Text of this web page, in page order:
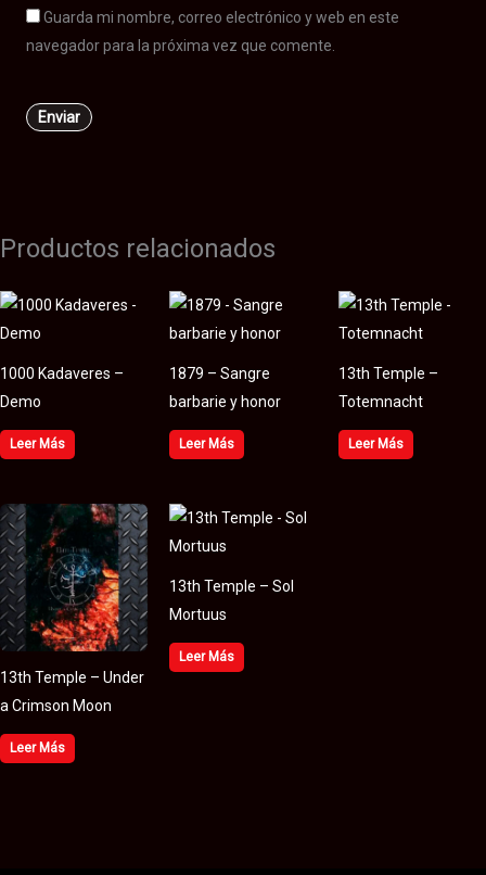
Guarda mi nombre, correo electrónico y web en este
navegador para la próxima vez que comente.
Productos relacionados
1000 Kadaveres –
Demo
Leer Más
1879 – Sangre
barbarie y honor
Leer Más
13th Temple –
Totemnacht
Leer Más
13th Temple – Under
a Crimson Moon
Leer Más
13th Temple – Sol
Mortuus
Leer Más